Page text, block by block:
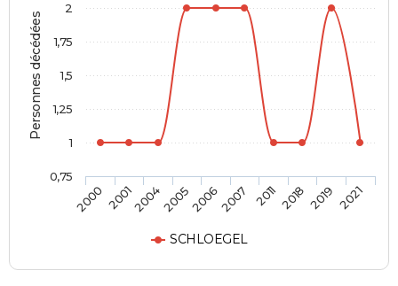
Personnes décédées
SCHLOEGEL
2000 20012004200520062007 2011 2018 2019 2021
0,75
1
1,25
1,5
1,75
2